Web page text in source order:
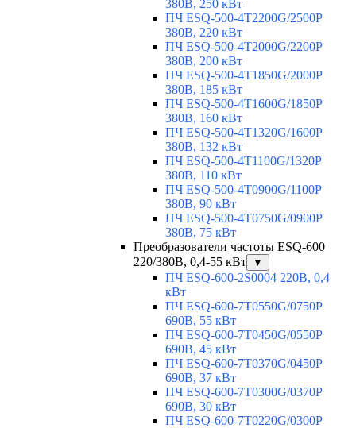
380В, 250 кВт
ПЧ ESQ-500-4T2200G/2500P
380В, 220 кВт
ПЧ ESQ-500-4T2000G/2200P
380В, 200 кВт
ПЧ ESQ-500-4T1850G/2000P
380В, 185 кВт
ПЧ ESQ-500-4T1600G/1850P
380В, 160 кВт
ПЧ ESQ-500-4T1320G/1600P
380В, 132 кВт
ПЧ ESQ-500-4T1100G/1320P
380В, 110 кВт
ПЧ ESQ-500-4T0900G/1100P
380В, 90 кВт
ПЧ ESQ-500-4T0750G/0900P
380В, 75 кВт
Преобразователи частоты ESQ-600
220/380В, 0,4-55 кВт
▼
ПЧ ESQ-600-2S0004 220В, 0,4
кВт
ПЧ ESQ-600-7T0550G/0750P
690В, 55 кВт
ПЧ ESQ-600-7T0450G/0550P
690В, 45 кВт
ПЧ ESQ-600-7T0370G/0450P
690В, 37 кВт
ПЧ ESQ-600-7T0300G/0370P
690В, 30 кВт
ПЧ ESQ-600-7T0220G/0300P